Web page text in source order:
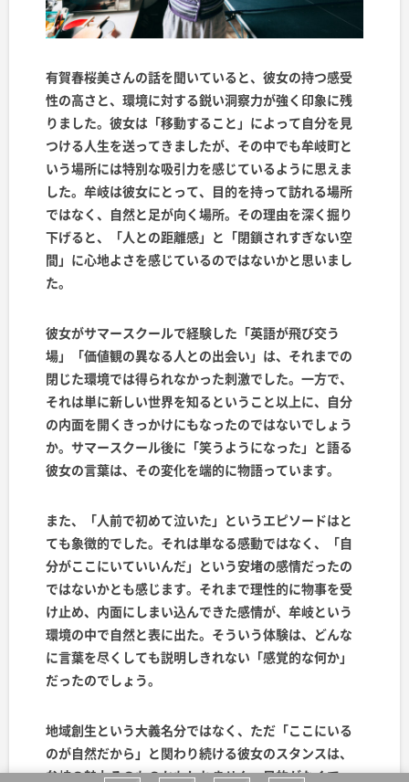
有賀春桜美さんの話を聞いていると、彼女の持つ感受
性の高さと、環境に対する鋭い洞察力が強く印象に残
りました。彼女は「移動すること」によって自分を見
つける人生を送ってきましたが、その中でも牟岐町と
いう場所には特別な吸引力を感じているように思えま
した。牟岐は彼女にとって、目的を持って訪れる場所
ではなく、自然と足が向く場所。その理由を深く掘り
下げると、「人との距離感」と「閉鎖されすぎない空
間」に心地よさを感じているのではないかと思いまし
た。
彼女がサマースクールで経験した「英語が飛び交う
場」「価値観の異なる人との出会い」は、それまでの
閉じた環境では得られなかった刺激でした。一方で、
それは単に新しい世界を知るということ以上に、自分
の内面を開くきっかけにもなったのではないでしょう
か。サマースクール後に「笑うようになった」と語る
彼女の言葉は、その変化を端的に物語っています。
また、「人前で初めて泣いた」というエピソードはと
ても象徴的でした。それは単なる感動ではなく、「自
分がここにいていいんだ」という安堵の感情だったの
ではないかとも感じます。それまで理性的に物事を受
け止め、内面にしまい込んできた感情が、牟岐という
環境の中で自然と表に出た。そういう体験は、どんな
に言葉を尽くしても説明しきれない「感覚的な何か」
だったのでしょう。
地域創生という大義名分ではなく、ただ「ここにいる
のが自然だから」と関わり続ける彼女のスタンスは、
牟岐の魅力そのものかもしれません。目的がなくて